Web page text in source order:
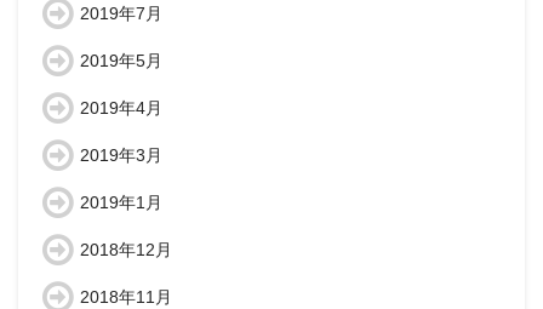
2019年7月
2019年5月
2019年4月
2019年3月
2019年1月
2018年12月
2018年11月